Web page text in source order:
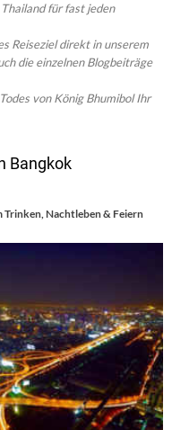
für fast jeden
Reiseziel direkt in unserem
die einzelnen Blogbeiträge
von König Bhumibol Ihr
Bangkok
Trinken,Nachtleben & Feiern